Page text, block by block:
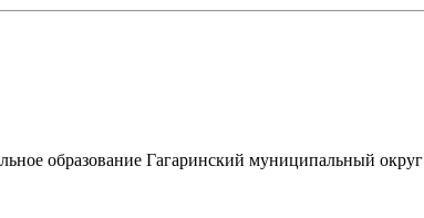
образование Гагаринский муниципальный округ